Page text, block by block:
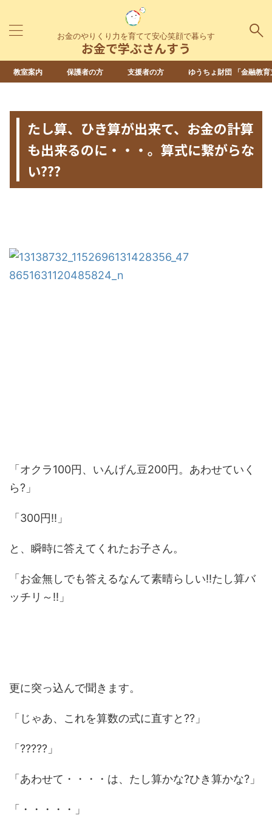
お金のやりくり力を育てて安心笑顔で暮らす
お金で学ぶさんすう
教室案内 保護者の方 支援者の方 ゆうちょ財団 「金融教
たし算、ひき算が出来て、お金の計算
も出来るのに・・・。算式に繋がらな
い???
「オクラ100円、いんげん豆200円。あわせていく
ら?」
「300円!!」
と、瞬時に答えてくれたお子さん。
「お金無しでも答えるなんて素晴らしい!!たし算バ
ッチリ～!!」
更に突っ込んで聞きます。
「じゃあ、これを算数の式に直すと??」
「?????」
「あわせて・・・・は、たし算かな?ひき算かな?」
「・・・・・」